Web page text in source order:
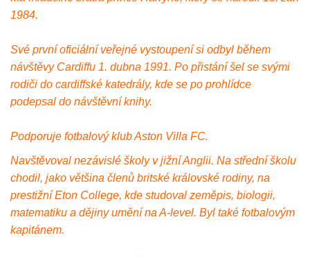
1984.
Své první oficiální veřejné vystoupení si odbyl během
návštěvy Cardiffu 1. dubna 1991. Po přistání šel se svými
rodiči do cardiffské katedrály, kde se po prohlídce
podepsal do návštěvní knihy.
Podporuje fotbalový klub Aston Villa FC.
Navštěvoval nezávislé školy v jižní Anglii. Na střední školu
chodil, jako většina členů britské královské rodiny, na
prestižní Eton College, kde studoval zeměpis, biologii,
matematiku a dějiny umění na A-level. Byl také fotbalovým
kapitánem.